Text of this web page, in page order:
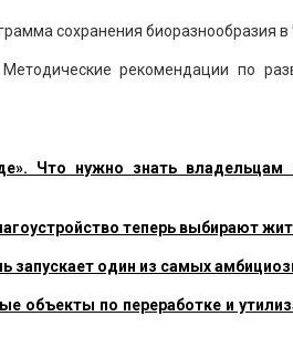
сохранения биоразнообразия
рекомендации по
Что нужно знать владельцам
теперь выбирают
запускает один из самых
объекты по переработке и